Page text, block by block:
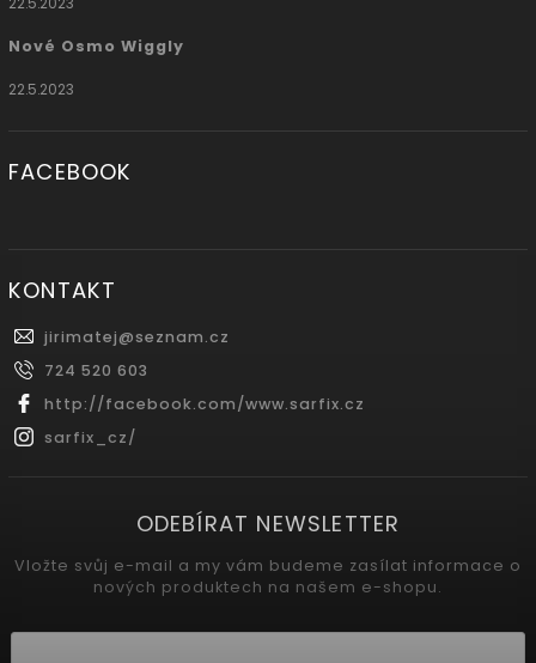
Nové Osmo Wiggly
22.5.2023
FACEBOOK
KONTAKT
jirimatej@seznam.cz
724 520 603
http://facebook.com/www.sarfix.cz
sarfix_cz/
ODEBÍRAT NEWSLETTER
Vložte svůj e-mail a my vám budeme zasílat informace o
nových produktech na našem e-shopu.